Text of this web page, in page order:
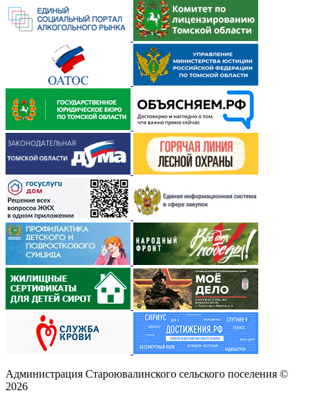
Администрация Староювалинского сельского поселения ©
2026